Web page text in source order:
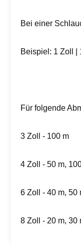
Bei einer
Beispiel: 1 Zoll |
Für folgende
3 Zoll - 100 m
4 Zoll - 50 m,
6 Zoll - 40 m, 50
8 Zoll - 20 m, 30